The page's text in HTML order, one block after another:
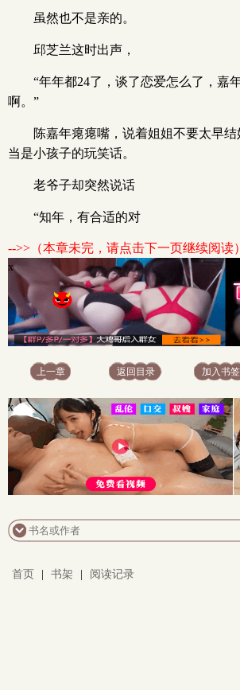
虽然也不是亲的。
邱芝兰这时出声，
“年年都24了，谈了恋爱怎么了，嘉
啊。”
陈嘉年瘪瘪嘴，说着姐姐不要太早
当是小孩子的玩笑话。
老爷子却突然说话
“知年，有合适的对
-->>（本章未完，请点击下一页继续阅读）
x
上一章 返回目录 加入书签
x
首页 书架 阅读记录